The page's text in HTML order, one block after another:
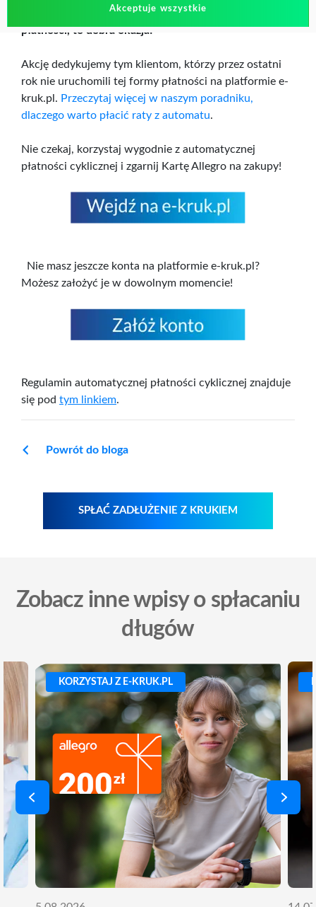
Jeśli jeszcze nie masz włączonej automatycznej
płatności, to dobra okazja!
Akcję dedykujemy tym klientom, którzy przez ostatni
rok nie uruchomili tej formy płatności na platformie e-
kruk.pl. Przeczytaj więcej w naszym poradniku,
dlaczego warto płacić raty z automatu.
Nie czekaj, korzystaj wygodnie z automatycznej
płatności cyklicznej i zgarnij Kartę Allegro na zakupy!
Nie masz jeszcze konta na platformie e-kruk.pl?
Możesz założyć je w dowolnym momencie!
Regulamin automatycznej płatności cyklicznej znajduje
się pod tym linkiem.
Powrót do bloga
SPŁAĆ ZADŁUŻENIE Z KRUKIEM
Zobacz inne wpisy o spłacaniu
długów
KORZYSTAJ Z E-KRUK.PL
Akceptuje wszystkie